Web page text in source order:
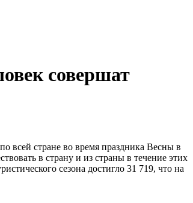
совершат
всей стране во время праздника Весны в
в страну и из страны в течение этих
сезона достигло 31 719, что на